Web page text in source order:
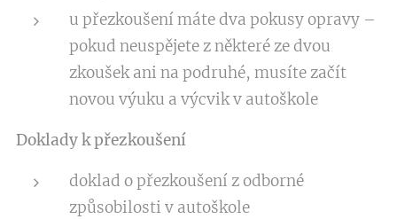
u přezkoušení máte dva pokusy opravy –
pokud neuspějete z některé ze dvou
zkoušek ani na podruhé, musíte začít
novou výuku a výcvik v autoškole
Doklady k přezkoušení
doklad o přezkoušení z odborné
způsobilosti v autoškole